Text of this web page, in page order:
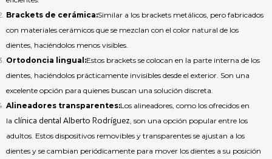
Brackets de cerámica:Similar a los brackets metálicos, pero fabricados
con materiales cerámicos que se mezclan con el color natural de los
dientes, haciéndolos menos visibles.
Ortodoncia lingual:Estos brackets se colocan en la parte interna de los
dientes, haciéndolos prácticamente invisibles desde el exterior. Son una
excelente opción para quienes buscan una solución discreta.
Alineadores transparentes:Los alineadores, como los ofrecidos en
la clínica dental Alberto Rodríguez , son una opción popular entre los
adultos. Estos dispositivos removibles y transparentes se ajustan a los
dientes y se cambian periódicamente para mover los dientes a su posición